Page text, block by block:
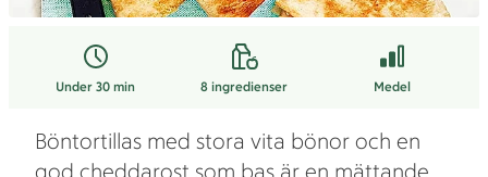
Under 30 min 8 ingredienser Medel
Böntortillas med stora vita bönor och en
god cheddarost som bas är en mättande